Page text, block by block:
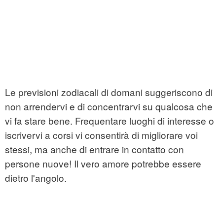
Le previsioni zodiacali di domani suggeriscono di
non arrendervi e di concentrarvi su qualcosa che
vi fa stare bene. Frequentare luoghi di interesse o
iscrivervi a corsi vi consentirà di migliorare voi
stessi, ma anche di entrare in contatto con
persone nuove! Il vero amore potrebbe essere
dietro l'angolo.